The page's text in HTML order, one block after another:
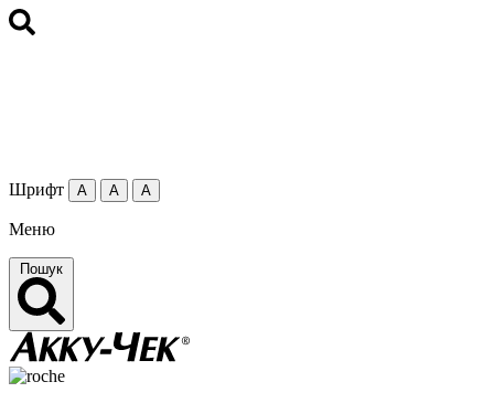
Шрифт А А А
Меню
Пошук